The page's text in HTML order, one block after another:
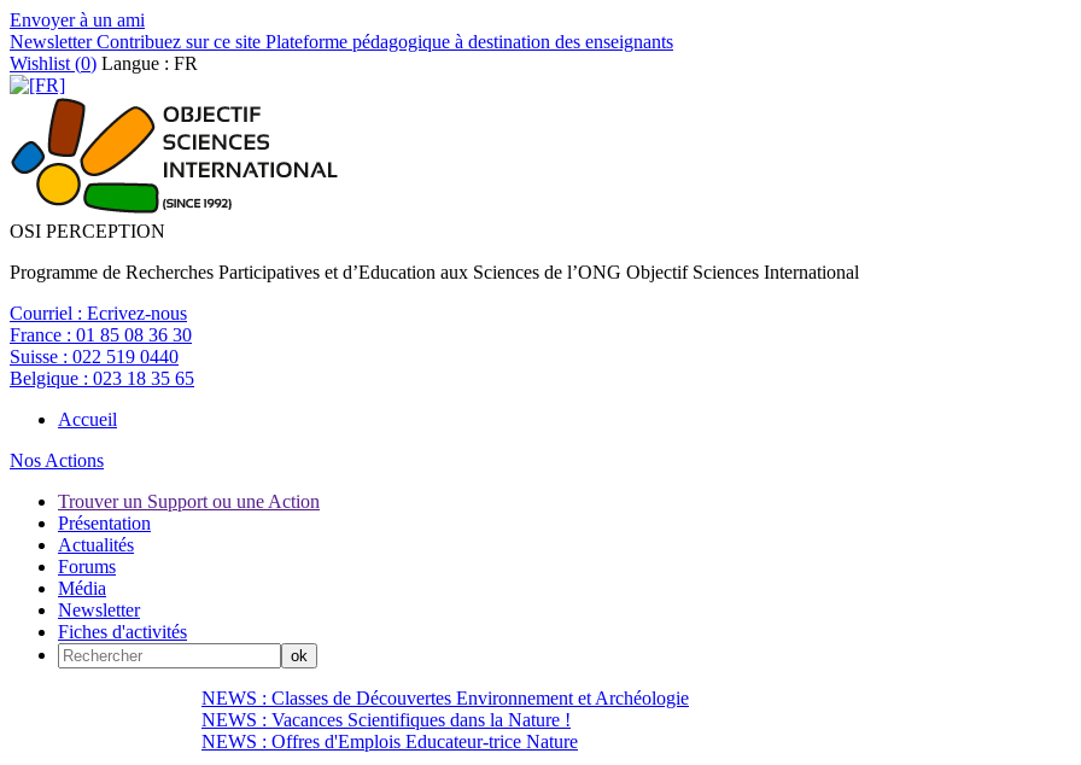
Envoyer à un ami
NewsletterContribuez sur ce site Plateforme pédagogique à destination des enseignants
Wishlist (0) Langue : FR
OSI PERCEPTION
Programme de Recherches Participatives et d’Education aux Sciences de l’ONG Objectif Sciences International
Courriel : Ecrivez-nous
France : 01 85 08 36 30
Suisse : 022 519 0440
Belgique : 023 18 35 65
Accueil
Nos Actions
Trouver un Support ou une Action
Présentation
Actualités
Forums
Média
Newsletter
Fiches d'activités
NEWS : Classes de Découvertes Environnement et Archéologie
NEWS : Vacances Scientifiques dans la Nature !
NEWS : Offres d'Emplois Educateur-trice Nature